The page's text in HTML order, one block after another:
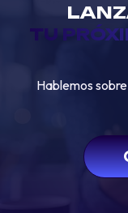
TU
Hablemos